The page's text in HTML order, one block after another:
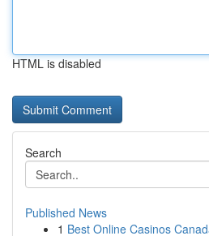
HTML is disabled
Search
Published News
1 Best Online Casinos